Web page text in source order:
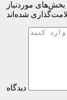
بخش‌های موردنیاز
دیدگاه